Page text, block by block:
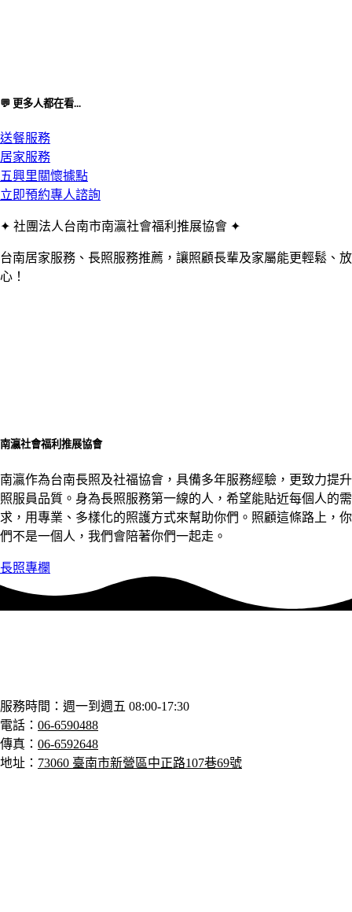
💬 更多人都在看...
送餐服務
居家服務
五興里關懷據點
立即預約專人諮詢
✦ 社團法人台南市南瀛社會福利推展協會 ✦
台南居家服務、長照服務推薦，讓照顧長輩及家屬能更輕鬆、放
心！
南瀛社會福利推展協會
南瀛作為台南長照及社福協會，具備多年服務經驗，更致力提升
照服員品質。身為長照服務第一線的人，希望能貼近每個人的需
求，用專業、多樣化的照護方式來幫助你們。照顧這條路上，你
們不是一個人，我們會陪著你們一起走。
長照專欄
服務時間：週一到週五 08:00-17:30
電話 ： 06-6590488
傳真： 06-6592648
地址： 73060 臺南市新營區中正路107巷69號